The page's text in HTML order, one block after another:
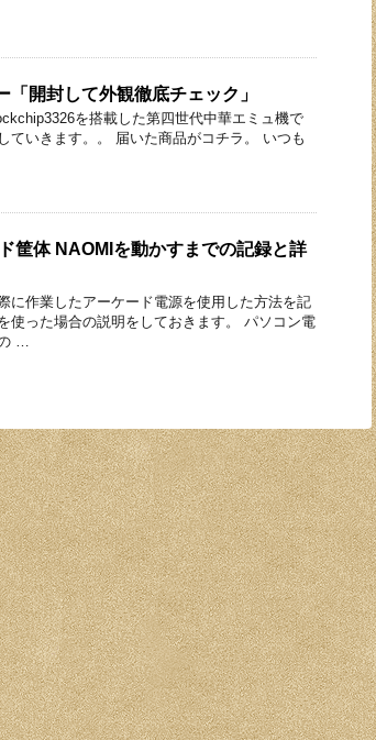
「開封して外観徹底チェック」
を搭載した第四世代中華エミュ機で
ていきます。。 届いた商品がコチラ。 いつも
筐体 NAOMIを動かすまでの記録と詳
に作業したアーケード電源を使用した方法を記
使った場合の説明をしておきます。 パソコン電
…